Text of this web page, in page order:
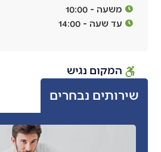
משעה - 10:00
עד שעה - 14:00
המקום נגיש
שירותים נבחרים